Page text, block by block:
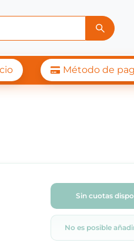
Método de
Sin cuotas
No es posible